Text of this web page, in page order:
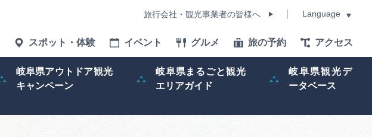
旅行会社・観光事業者の皆様へ Language
スポット・体験 イベント グルメ 旅の予約 アクセス
岐阜県アウトドア観光
キャンペーン
岐阜県まるごと観光
エリアガイド
岐阜県観光デ
ータベース